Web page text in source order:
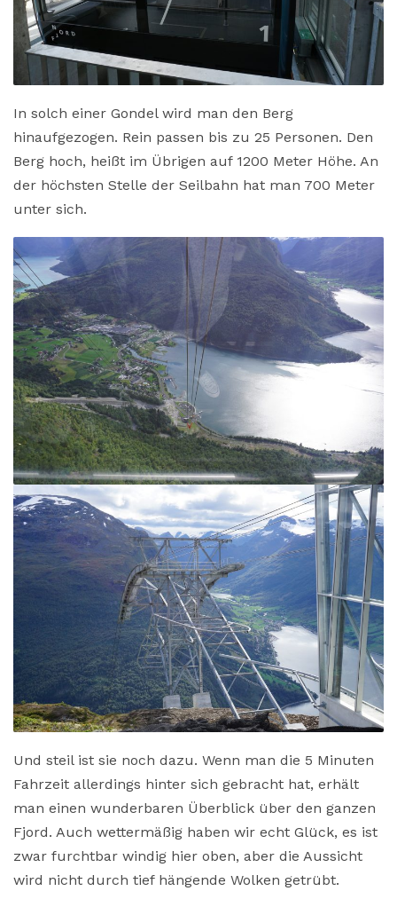
In solch einer Gondel wird man den Berg
hinaufgezogen. Rein passen bis zu 25 Personen. Den
Berg hoch, heißt im Übrigen auf 1200 Meter Höhe. An
der höchsten Stelle der Seilbahn hat man 700 Meter
unter sich.
Und steil ist sie noch dazu. Wenn man die 5 Minuten
Fahrzeit allerdings hinter sich gebracht hat, erhält
man einen wunderbaren Überblick über den ganzen
Fjord. Auch wettermäßig haben wir echt Glück, es ist
zwar furchtbar windig hier oben, aber die Aussicht
wird nicht durch tief hängende Wolken getrübt.